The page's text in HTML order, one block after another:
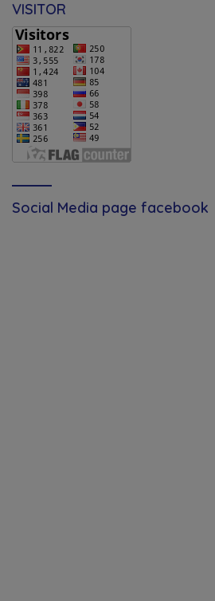
VISITOR
Social Media page facebook